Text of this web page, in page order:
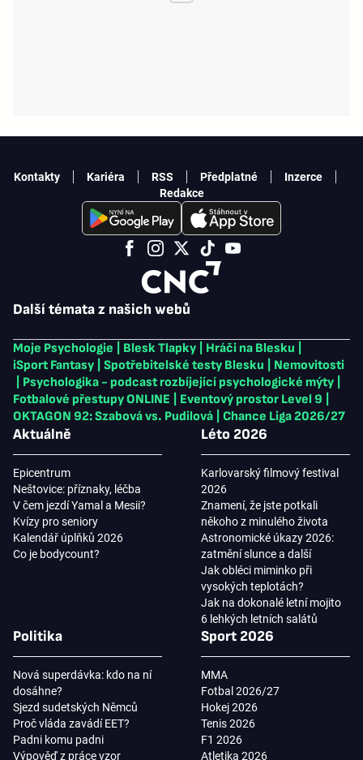
Další témata z našich webů
Moje Psychologie Blesk Tlapky Hráči na Blesku
iSport Fantasy
Spotřebitelské testy Blesku
Nemovitosti
Psychologika - podcast rozbíjející psychologické mýty
Fotbalové přestupy ONLINE
Eventový prostor Level 9
OKTAGON 92: Szabová vs. Pudilová
Chance Liga 2026/27
Aktuálně
Epicentrum
Neštovice: příznaky, léčba
V čem jezdí Yamal a Mesii?
Kvízy pro seniory
Kalendář úplňků 2026
Co je bodycount?
Léto 2026
Karlovarský filmový festival
2026
Znamení, že jste potkali
někoho z minulého života
Astronomické úkazy 2026:
zatmění slunce a další
Jak obléci miminko při
vysokých teplotách?
Jak na dokonalé letní mojito
6 lehkých letních salátů
Politika
Nová superdávka: kdo na ní
dosáhne?
Sjezd sudetských Němců
Proč vláda zavádí EET?
Padni komu padni
Výpověď z práce vzor
Sport 2026
MMA
Fotbal 2026/27
Hokej 2026
Tenis 2026
F1 2026
Atletika 2026
Kontakty Kariéra RSS Předplatné
Inzerce
Redakce